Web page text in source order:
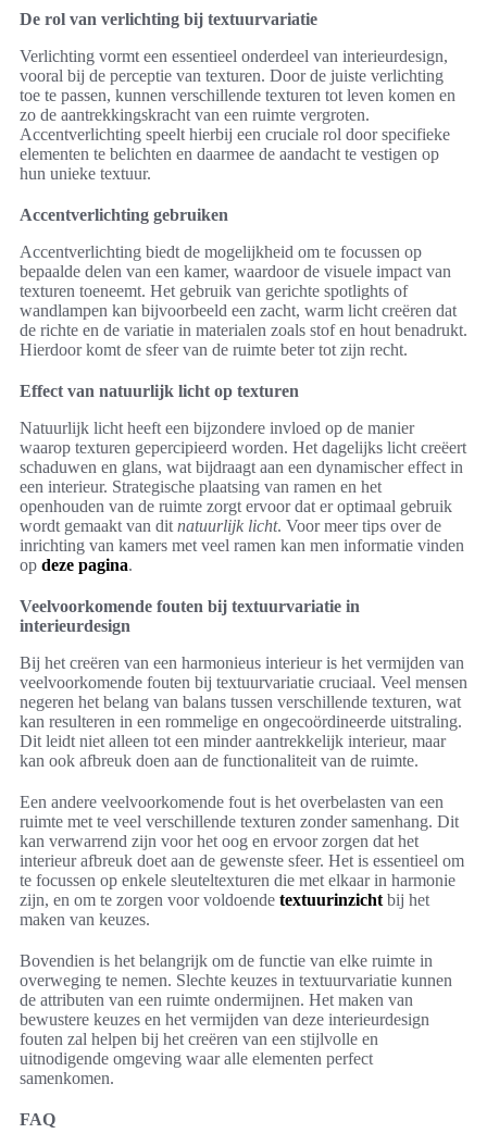
De rol van verlichting bij textuurvariatie
Verlichting vormt een essentieel onderdeel van interieurdesign,
vooral bij de perceptie van texturen. Door de juiste verlichting
toe te passen, kunnen verschillende texturen tot leven komen en
zo de aantrekkingskracht van een ruimte vergroten.
Accentverlichting speelt hierbij een cruciale rol door specifieke
elementen te belichten en daarmee de aandacht te vestigen op
hun unieke textuur.
Accentverlichting gebruiken
Accentverlichting biedt de mogelijkheid om te focussen op
bepaalde delen van een kamer, waardoor de visuele impact van
texturen toeneemt. Het gebruik van gerichte spotlights of
wandlampen kan bijvoorbeeld een zacht, warm licht creëren dat
de richte en de variatie in materialen zoals stof en hout benadrukt.
Hierdoor komt de sfeer van de ruimte beter tot zijn recht.
Effect van natuurlijk licht op texturen
Natuurlijk licht heeft een bijzondere invloed op de manier
waarop texturen gepercipieerd worden. Het dagelijks licht creëert
schaduwen en glans, wat bijdraagt aan een dynamischer effect in
een interieur. Strategische plaatsing van ramen en het
openhouden van de ruimte zorgt ervoor dat er optimaal gebruik
wordt gemaakt van dit natuurlijk licht. Voor meer tips over de
inrichting van kamers met veel ramen kan men informatie vinden
op deze pagina.
Veelvoorkomende fouten bij textuurvariatie in
interieurdesign
Bij het creëren van een harmonieus interieur is het vermijden van
veelvoorkomende fouten bij textuurvariatie cruciaal. Veel mensen
negeren het belang van balans tussen verschillende texturen, wat
kan resulteren in een rommelige en ongecoördineerde uitstraling.
Dit leidt niet alleen tot een minder aantrekkelijk interieur, maar
kan ook afbreuk doen aan de functionaliteit van de ruimte.
Een andere veelvoorkomende fout is het overbelasten van een
ruimte met te veel verschillende texturen zonder samenhang. Dit
kan verwarrend zijn voor het oog en ervoor zorgen dat het
interieur afbreuk doet aan de gewenste sfeer. Het is essentieel om
te focussen op enkele sleuteltexturen die met elkaar in harmonie
zijn, en om te zorgen voor voldoende textuurinzicht bij het
maken van keuzes.
Bovendien is het belangrijk om de functie van elke ruimte in
overweging te nemen. Slechte keuzes in textuurvariatie kunnen
de attributen van een ruimte ondermijnen. Het maken van
bewustere keuzes en het vermijden van deze interieurdesign
fouten zal helpen bij het creëren van een stijlvolle en
uitnodigende omgeving waar alle elementen perfect
samenkomen.
FAQ